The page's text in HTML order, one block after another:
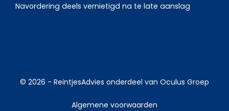
Navordering deels vernietigd na te late aanslag
© 2026 - ReintjesAdvies onderdeel van Oculus Groep
Algemene voorwaarden